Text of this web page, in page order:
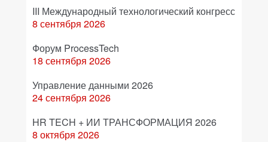
III Международный технологический конгресс
8 сентября 2026
Форум ProcessTech
18 сентября 2026
Управление данными 2026
24 сентября 2026
HR TECH + ИИ ТРАНСФОРМАЦИЯ 2026
8 октября 2026